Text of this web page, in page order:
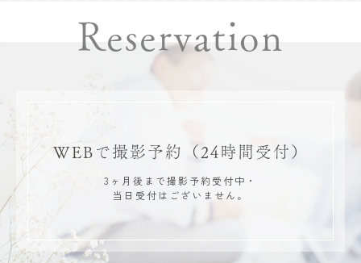
Reservation
WEBで撮影予約 （24時間受付）
3ヶ月後まで撮影予約受付中・
当日受付はございません。